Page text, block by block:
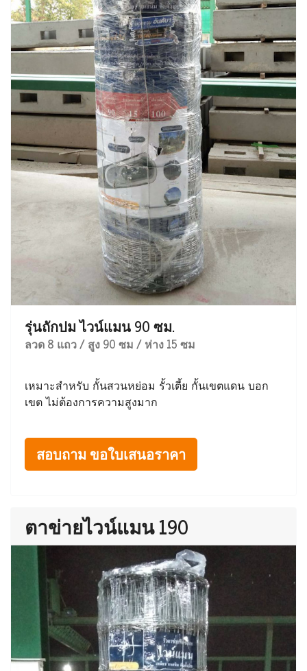
รุ่นถักปม ไวน์แมน 90 ซม.
ลวด 8 แถว / สูง 90 ซม / ห่าง 15 ซม
เหมาะสำหรับ กั้นสวนหย่อม รั้วเตี้ย กั้นเขตแดน บอก
เขต ไม่ต้องการความสูงมาก
สอบถาม ขอใบเสนอราคา
ตาข่ายไวน์แมน 190